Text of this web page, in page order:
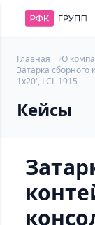
Главная О
Затарка
1х20', LCL 1915
Кейсы